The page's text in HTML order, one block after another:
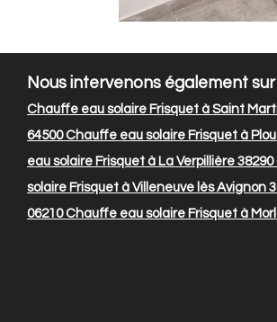
Nous intervenons également sur
Chauffe eau solaire Frisquet à Saint
64500Chauffe eau solaire Frisquet à
eau solaire Frisquet à La Verpillière 38290
solaire Frisquet à Villeneuve lès Avignon
06210Chauffe eau solaire Frisquet à